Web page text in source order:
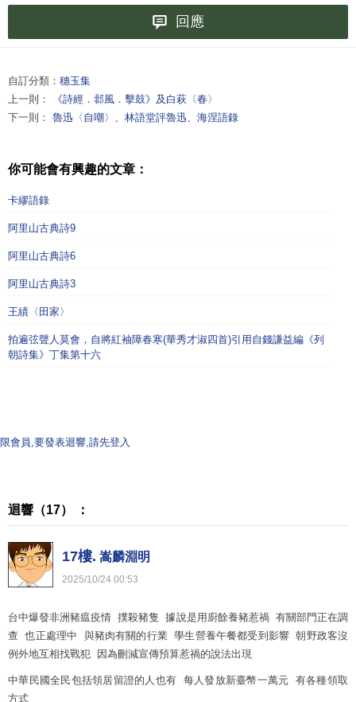
回應
自訂分類： 穗玉集
上一則：
《詩經．邶風．擊鼓》及白萩〈春〉
下一則： 魯迅〈自嘲〉、林語堂評魯迅、海涅語錄
你可能會有興趣的文章：
卡繆語錄
阿里山古典詩9
阿里山古典詩6
阿里山古典詩3
王績〈田家〉
拍遍弦聲人莫會，自將紅袖障春寒(華秀才淑四首)引用自錢謙益編《列
朝詩集》丁集第十六
限會員,要發表迴響,請先登入
迴響（17） ：
17樓. 嵩麟淵明
2025/10/24 00:53
台中爆發非洲豬瘟疫情 撲殺豬隻 據說是用廚餘養豬惹禍 有關部門正在調
查 也正處理中 與豬肉有關的行業 學生營養午餐都受到影響 朝野政客沒
例外地互相找戰犯 因為刪減宣傳預算惹禍的說法出現
中華民國全民包括領居留證的人也有 每人發放新臺幣一萬元 有各種領取
方式